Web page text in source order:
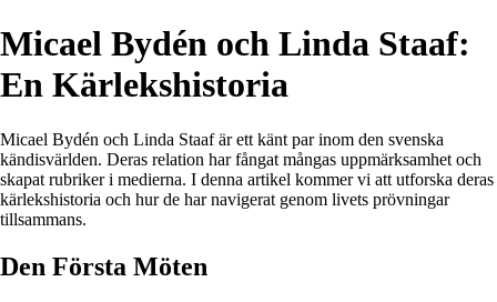
Micael Bydén och Linda Staaf:
En Kärlekshistoria
Micael Bydén och Linda Staaf är ett känt par inom den svenska
kändisvärlden. Deras relation har fångat mångas uppmärksamhet och
skapat rubriker i medierna. I denna artikel kommer vi att utforska deras
kärlekshistoria och hur de har navigerat genom livets prövningar
tillsammans.
Den Första Möten